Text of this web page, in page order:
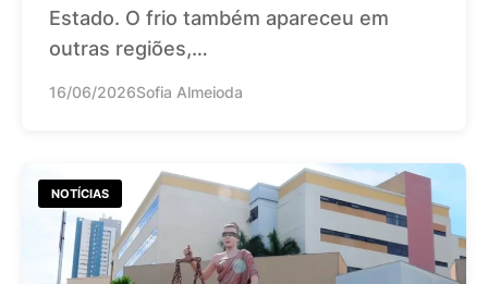
Estado. O frio também apareceu em
outras regiões,…
16/06/2026Sofia Almeioda
NOTÍCIAS